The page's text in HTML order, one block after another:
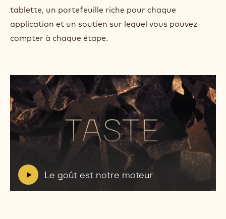
tablette, un portefeuille riche pour chaque
application et un soutien sur lequel vous pouvez
compter à chaque étape.
V
Le goût est notre moteur
Lire
goût
est
notre